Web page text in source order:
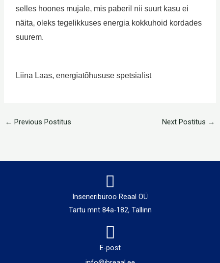
selles hoones mujale, mis paberil nii suurt kasu ei
näita, oleks tegelikkuses energia kokkuhoid kordades
suurem.
Liina Laas, energiatõhususe spetsialist
← Previous Postitus Next Postitus →
Inseneribüroo Reaal OÜ
Tartu mnt 84a-182, Tallinn
E-post